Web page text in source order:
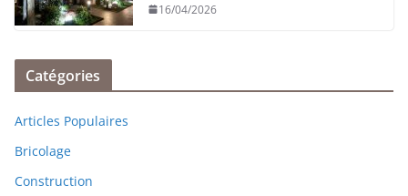
16/04/2026
Catégories
Articles Populaires
Bricolage
Construction